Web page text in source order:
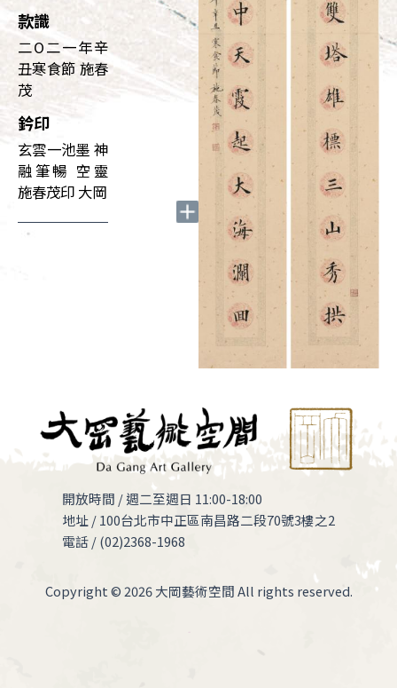
款識
二O二一年辛
丑寒食節 施春
茂
鈐印
玄雲一池墨 神
融筆暢 空靈
施春茂印 大岡
開放時間 / 週二至週日 11:00-18:00
地址 / 100台北市中正區南昌路二段70號3樓之2
電話 / (02)2368-1968
Copyright © 2026 大岡藝術空間 All rights reserved.